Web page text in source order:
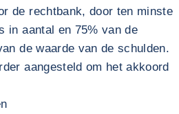
de rechtbank, door ten minste
in aantal en 75% van de
de waarde van de schulden.
aangesteld om het akkoord